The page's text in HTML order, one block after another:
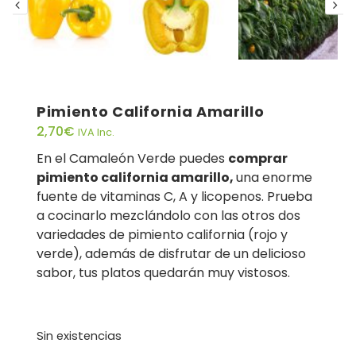
Pimiento California Amarillo
2,70€ IVA Inc.
En el Camaleón Verde puedes comprar
pimiento california amarillo,una enorme
fuente de vitaminas C, A y licopenos. Prueba
a cocinarlo mezclándolo con las otros dos
variedades de pimiento california (rojo y
verde), además de disfrutar de un delicioso
sabor, tus platos quedarán muy vistosos.
Sin existencias